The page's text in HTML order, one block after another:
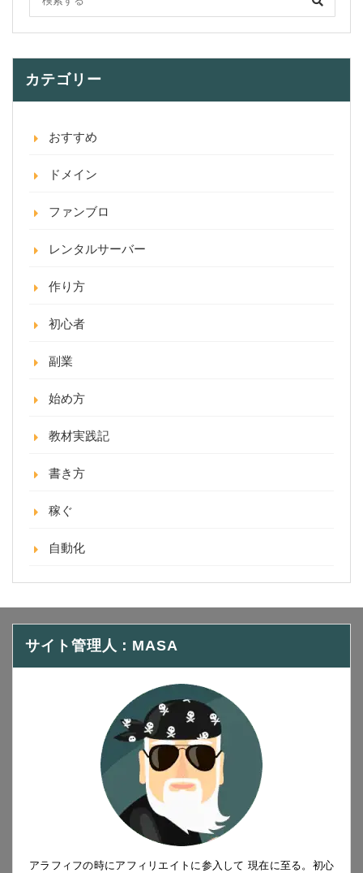
カテゴリー
おすすめ
ドメイン
ファンブロ
レンタルサーバー
作り方
初心者
副業
始め方
教材実践記
書き方
稼ぐ
自動化
サイト管理人：MASA
アラフィフの時にアフィリエイトに参入して 現在に至る。初心